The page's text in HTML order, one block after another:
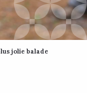
jolie balade